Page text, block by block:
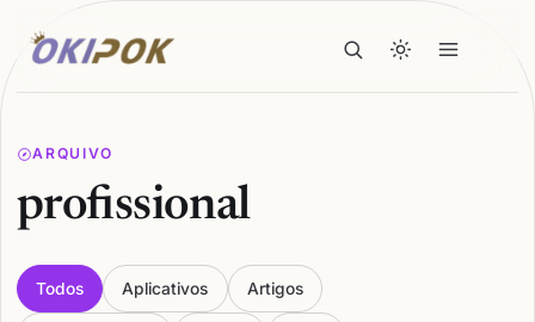
ARQUIVO
profissional
Todos Aplicativos Artigos